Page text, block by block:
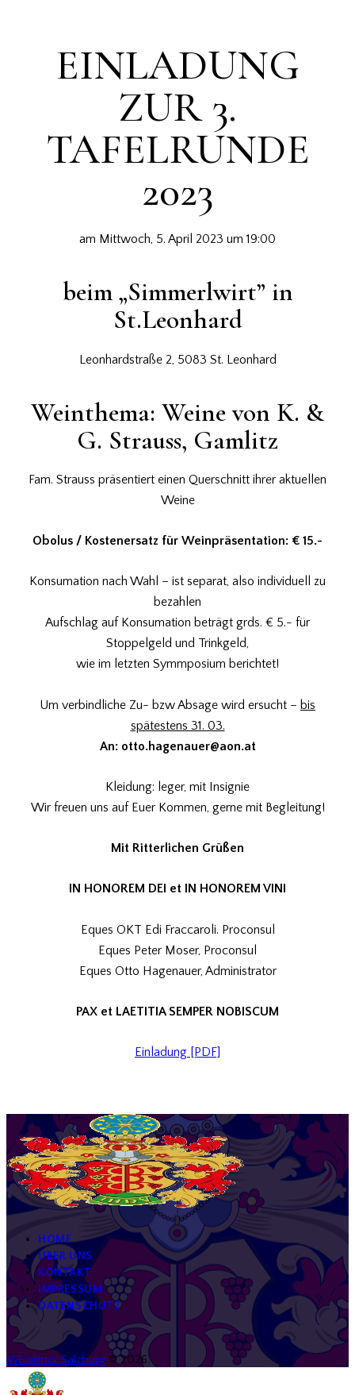
EINLADUNG
ZUR 3.
TAFELRUNDE
2023
am Mittwoch, 5. April 2023 um 19:00
beim „Simmerlwirt” in
St.Leonhard
Leonhardstraße 2, 5083 St. Leonhard
Weinthema: Weine von K. &
G. Strauss, Gamlitz
Fam. Strauss präsentiert einen Querschnitt ihrer aktuellen
Weine
Obolus / Kostenersatz für Weinpräsentation: € 15.-
Konsumation nach Wahl – ist separat, also individuell zu
bezahlen
Aufschlag auf Konsumation beträgt grds. € 5.- für
Stoppelgeld und Trinkgeld,
wie im letzten Symmposium berichtet!
Um verbindliche Zu- bzw Absage wird ersucht – bis
spätestens 31. 03.
An: otto.hagenauer@aon.at
Kleidung: leger, mit Insignie
Wir freuen uns auf Euer Kommen, gerne mit Begleitung!
Mit Ritterlichen Grüßen
IN HONOREM DEI et IN HONOREM VINI
Eques OKT Edi Fraccaroli. Proconsul
Eques Peter Moser, Proconsul
Eques Otto Hagenauer, Administrator
PAX et LAETITIA SEMPER NOBISCUM
Einladung [PDF]
HOME
ÜBER UNS
KONTAKT
IMPRESSUM
DATENSCHUTZ
Weinritter Salzburg © 2026.